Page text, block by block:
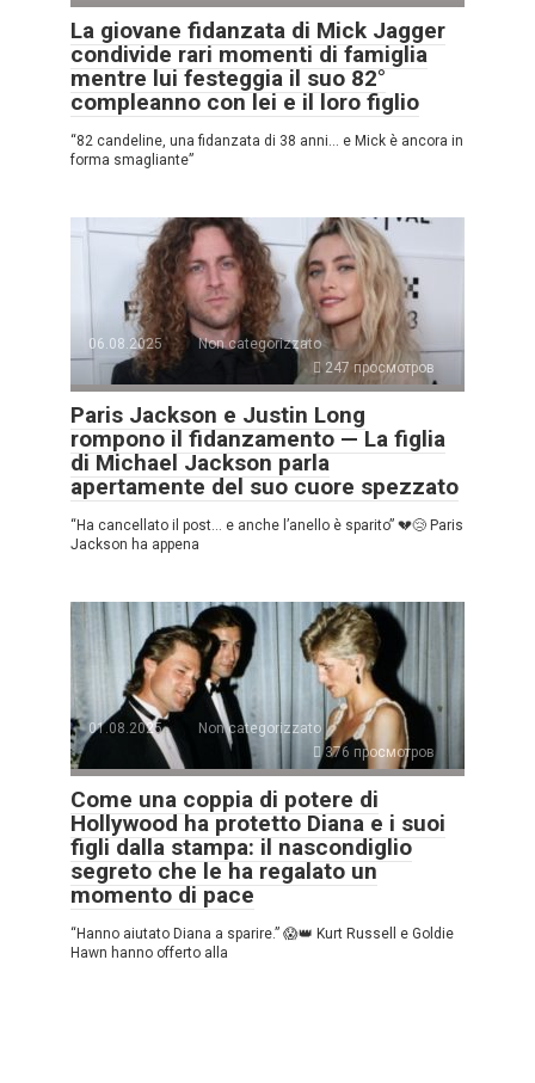
La giovane fidanzata di Mick Jagger
condivide rari momenti di famiglia
mentre lui festeggia il suo 82°
compleanno con lei e il loro figlio
“82 candeline, una fidanzata di 38 anni… e Mick è ancora in
forma smagliante”
06.08.2025
Non categorizzato
247 просмотров
Paris Jackson e Justin Long
rompono il fidanzamento — La figlia
di Michael Jackson parla
apertamente del suo cuore spezzato
“Ha cancellato il post… e anche l’anello è sparito” 💔😢 Paris
Jackson ha appena
01.08.2025
Non categorizzato
376 просмотров
Come una coppia di potere di
Hollywood ha protetto Diana e i suoi
figli dalla stampa: il nascondiglio
segreto che le ha regalato un
momento di pace
“Hanno aiutato Diana a sparire.” 😱👑 Kurt Russell e Goldie
Hawn hanno offerto alla